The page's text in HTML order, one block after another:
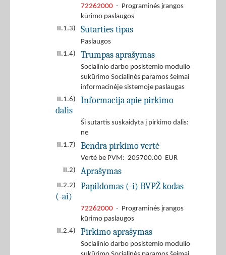
72262000 - Programinės įrangos
kūrimo paslaugos
II.1.3)
Sutarties tipas
Paslaugos
II.1.4)
Trumpas aprašymas
Socialinio darbo posistemio modulio
sukūrimo Socialinės paramos šeimai
informacinėje sistemoje paslaugas
II.1.6)
Informacija apie pirkimo
dalis
Ši sutartis suskaidyta į pirkimo dalis:
ne
II.1.7)
Bendra pirkimo vertė
Vertė be PVM: 205700.00 EUR
II.2)
Aprašymas
II.2.2)
Papildomas (-i) BVPŽ kodas
(-ai)
72262000 - Programinės įrangos
kūrimo paslaugos
II.2.4)
Pirkimo aprašymas
Socialinio darbo posistemio modulio